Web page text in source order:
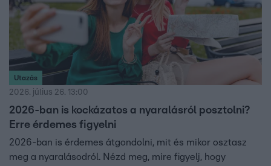
Utazás
2026. július 26. 13:00
2026-ban is kockázatos a nyaralásról posztolni?
Erre érdemes figyelni
2026-ban is érdemes átgondolni, mit és mikor osztasz
meg a nyaralásodról. Nézd meg, mire figyelj, hogy